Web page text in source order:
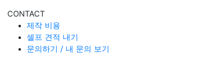
CONTACT
제작 비용
셀프 견적 내기
문의하기 / 내 문의 보기